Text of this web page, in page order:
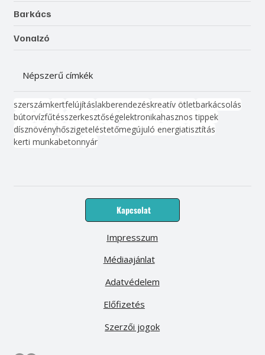
Barkács
Vonalzó
Népszerű címkék
szerszámkertfelújításlakberendezéskreatív ötletbarkácsolás
bútorvízfűtésszerkesztőségelektronikahasznos tippek
dísznövényhőszigeteléstetőmegújuló energiatisztítás
kerti munkabetonnyár
Kapcsolat
Médiaajánlat
Előfizetés
Impresszum
Adatvédelem
Szerzői jogok